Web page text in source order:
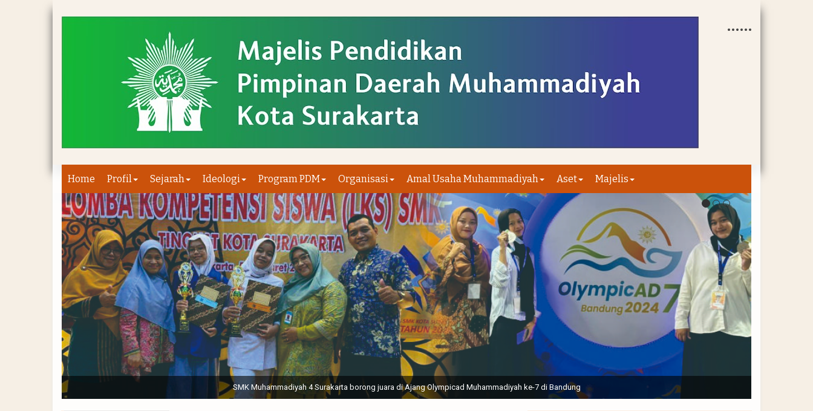
Home Profil Sejarah Ideologi Program PDM Organisasi Amal Usaha Muhammadiyah Aset Majelis
Sabtu, 19 November 2022. (dari kiri) Pertunjukan Tapak Suci Perguruan Muhammadiyah ( TSPM ) di Stadion Manahan Solo || Ir. H. Joko Widodo selaku Presiden RI membuka Acara Muktamar
Muhammadiyah 48 || Pertunjukan bendera dan tari memukau seluruh Muktamar dan Muktamirin yang hadir di dalam stadion